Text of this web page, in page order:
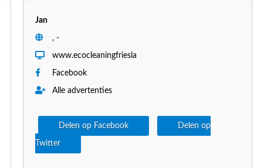
Jan
, -
www.ecocleaningfriesla
Facebook
Alle advertenties
Delen op Facebook Delen op
Twitter